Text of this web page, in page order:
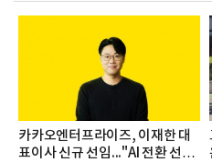
터는 지난 4월(3,435,836건) 대비 7.76%
치다.연구소에 따르면 7월 생수 브랜드
다수, 백산수, 동원샘물, 스파클, 아이시
몽베스트, 크리스탈, 풀무원샘물, 평창
카카오엔터프라이즈, 이재한 대
표이사 신규 선임..."AI 전환 선